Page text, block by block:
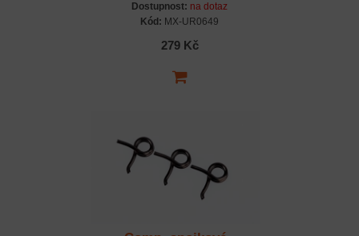
Dostupnost: na dotaz
Kód: MX-UR0649
279 Kč